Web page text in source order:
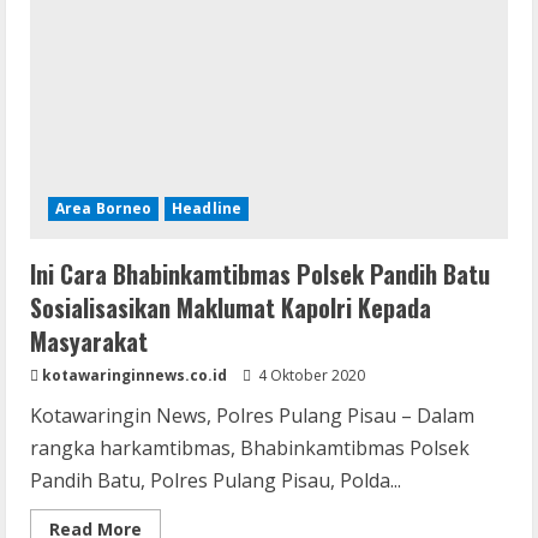
Area Borneo Headline
Ini Cara Bhabinkamtibmas Polsek Pandih Batu
Sosialisasikan Maklumat Kapolri Kepada
Masyarakat
kotawaringinnews.co.id 4 Oktober 2020
Kotawaringin News, Polres Pulang Pisau – Dalam
rangka harkamtibmas, Bhabinkamtibmas Polsek
Pandih Batu, Polres Pulang Pisau, Polda...
Read More